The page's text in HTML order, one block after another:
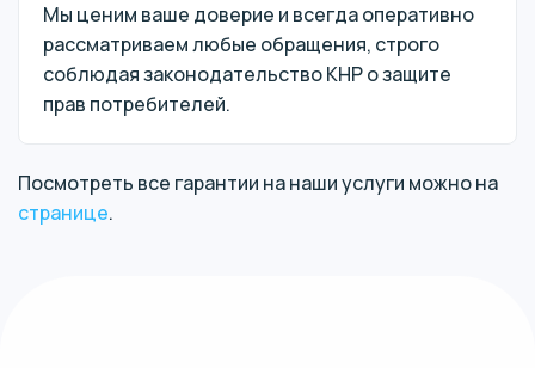
Мы ценим ваше доверие и всегда оперативно
рассматриваем любые обращения, строго
соблюдая законодательство КНР о защите
прав потребителей.
Посмотреть все гарантии на наши услуги можно на
странице.